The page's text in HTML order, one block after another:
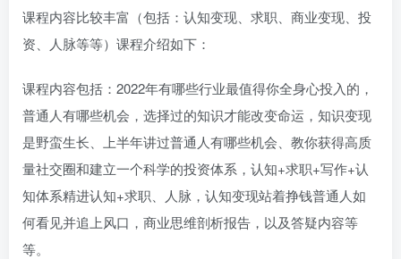
课程内容比较丰富（包括：认知变现、求职、商业变现、投
资、人脉等等）课程介绍如下：
课程内容包括：2022年有哪些行业最值得你全身心投入的，
普通人有哪些机会，选择过的知识才能改变命运，知识变现
是野蛮生长、上半年讲过普通人有哪些机会、教你获得高质
量社交圈和建立一个科学的投资体系，认知+求职+写作+认
知体系精进认知+求职、人脉，认知变现站着挣钱普通人如
何看见并追上风口，商业思维剖析报告，以及答疑内容等
等。